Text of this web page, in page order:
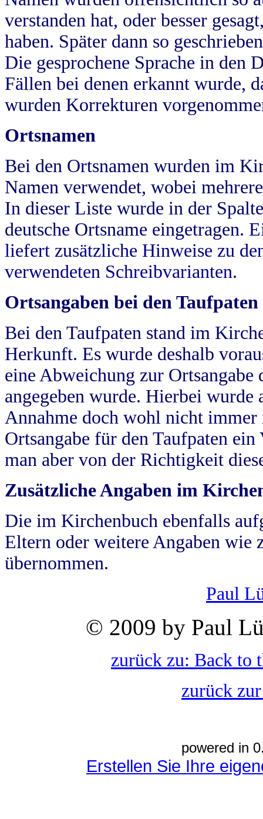
verstanden hat, oder besser
haben. Später dann so
Die gesprochene Sprache in
Fällen bei denen erkannt wurde,
wurden Korrekturen
Ortsnamen
Bei den Ortsnamen wurden im
Namen verwendet, wobei
In dieser Liste wurde in der
deutsche Ortsname eingetragen.
liefert zusätzliche Hinweise zu
verwendeten Schreibvarianten.
Ortsangaben bei den Taufpaten
Bei den Taufpaten stand im
Herkunft. Es wurde deshalb
eine Abweichung zur
angegeben wurde. Hierbei wurde
Annahme doch wohl nicht
Ortsangabe für den Taufpaten
man aber von der Richtigkeit
Zusätzliche Angaben im
Die im Kirchenbuch ebenfalls
Eltern oder weitere Angaben wie
übernommen.
Paul
© 2009 by Paul
zurück zu: Back to
zurück
powered in
Erstellen Sie Ihre